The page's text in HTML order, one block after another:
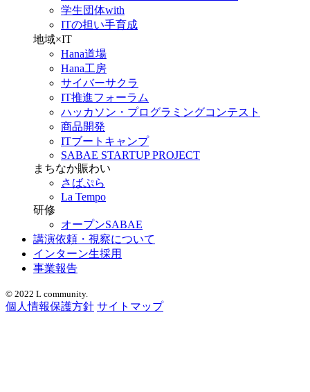
学生団体with
ITの担い手育成
地域×IT
Hana道場
Hana工房
サイバーサクラ
IT推進フォーラム
ハッカソン・プログラミングコンテスト
商品開発
ITブートキャンプ
SABAE STARTUP PROJECT
まちなか賑わい
さばぷら
La Tempo
研修
オープンSABAE
講演依頼・視察について
インターン生採用
事業報告
© 2022 L community.
個人情報保護方針 サイトマップ